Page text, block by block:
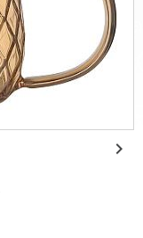
chevron_right